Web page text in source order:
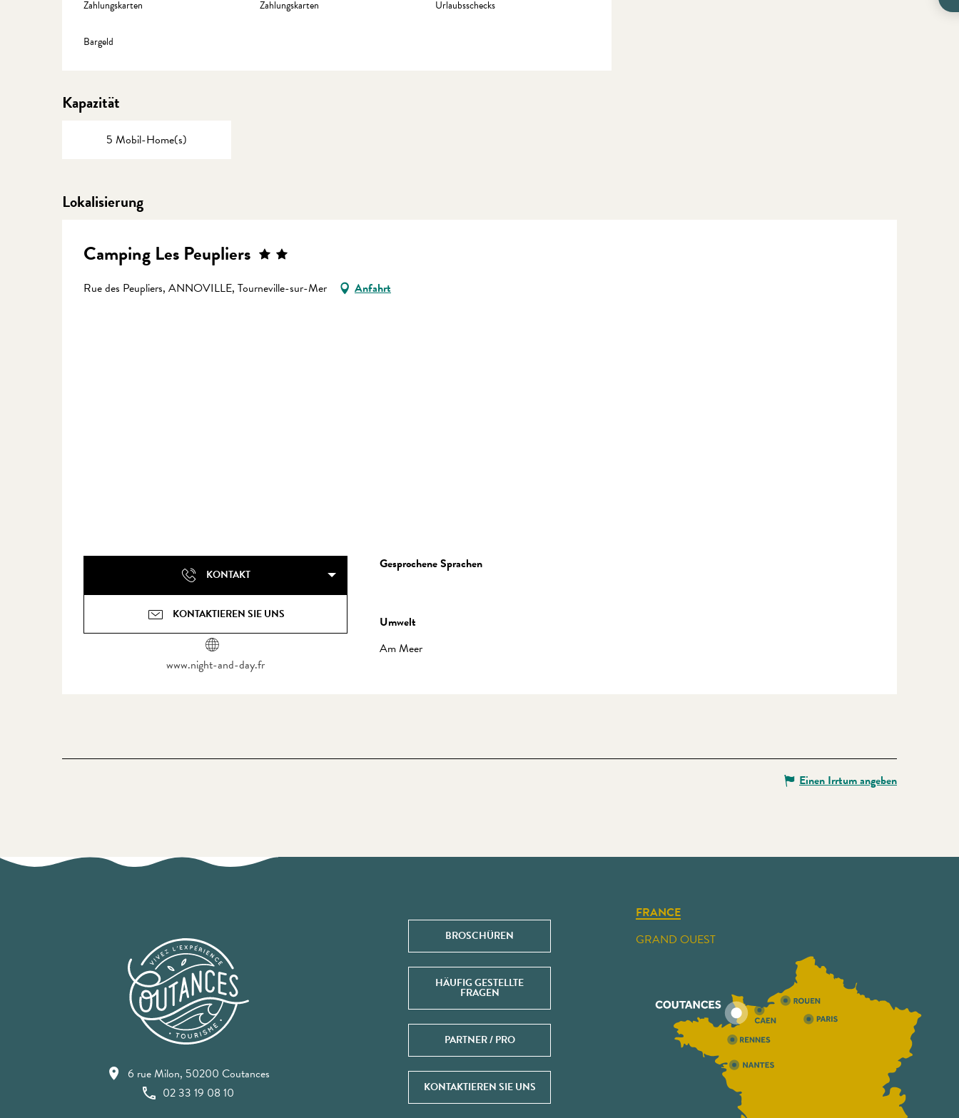
Zahlungskarten Zahlungskarten Urlaubsschecks
Bargeld
Kapazität
5 Mobil-Home(s)
Lokalisierung
Camping Les Peupliers
Rue des Peupliers, ANNOVILLE, Tourneville-sur-Mer Anfahrt
KONTAKT
KONTAKTIEREN SIE UNS
www.night-and-day.fr
Gesprochene Sprachen
Gesprochene Sprachen
Umwelt
Umwelt
Am Meer
Einen Irrtum angeben
6 rue Milon, 50200 Coutances
02 33 19 08 10
BROSCHÜREN
HÄUFIG GESTELLTE
FRAGEN
PARTNER / PRO
KONTAKTIEREN SIE UNS
FRANCE
GRAND OUEST